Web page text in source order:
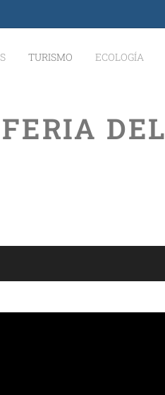
TURISMO ECOLOGÍA
DEL